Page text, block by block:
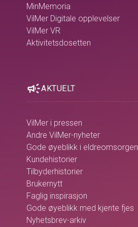
MinMemoria
VilMer Digitale opplevelser
VilMer VR
Aktivitetsdosetten
campaignAKTUELT
VilMer i pressen
Andre VilMer-nyheter
Gode øyeblikk i eldreomsorgen
Kundehistorier
Tilbyderhistorier
Brukernytt
Faglig inspirasjon
Gode øyeblikk med kjente fjes
Nyhetsbrev-arkiv